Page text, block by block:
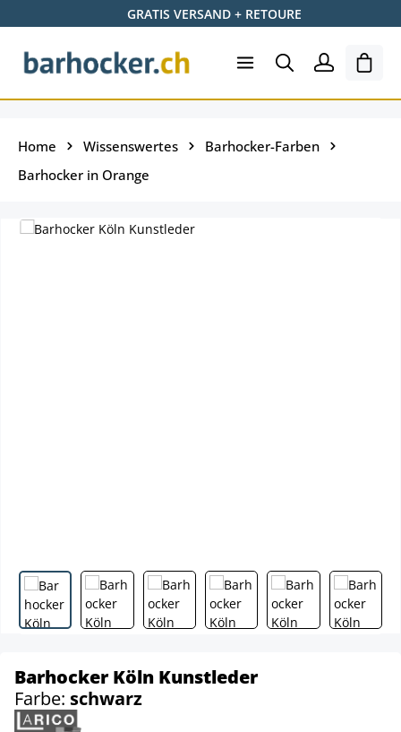
Zum Hauptinhalt springenGRATIS VERSAND + RETOURE
Home Wissenswertes
Barhocker-Farben
Barhocker in Orange
Barhocker Köln Kunstleder
Farbe: schwarz